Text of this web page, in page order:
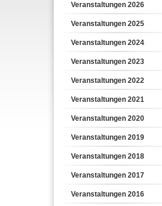
Veranstaltungen 2026
Veranstaltungen 2025
Veranstaltungen 2024
Veranstaltungen 2023
Veranstaltungen 2022
Veranstaltungen 2021
Veranstaltungen 2020
Veranstaltungen 2019
Veranstaltungen 2018
Veranstaltungen 2017
Veranstaltungen 2016